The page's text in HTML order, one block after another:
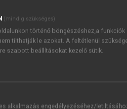
Kérek értesítést a MeRSZ
Kérek értesítést az
(mindig szükséges)
történő böngészéshez,a funkciók
tilthatják le azokat. A feltétlenül
szabott beállításokat kezelő sütik.
alkalmazás engedélyezéséhez/